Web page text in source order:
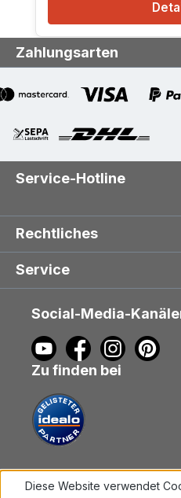
Zahlungsarten
Service-Hotline
Rechtliches
Service
Social-Media-
Zu finden bei
Vertrag
Diese Website verwendet